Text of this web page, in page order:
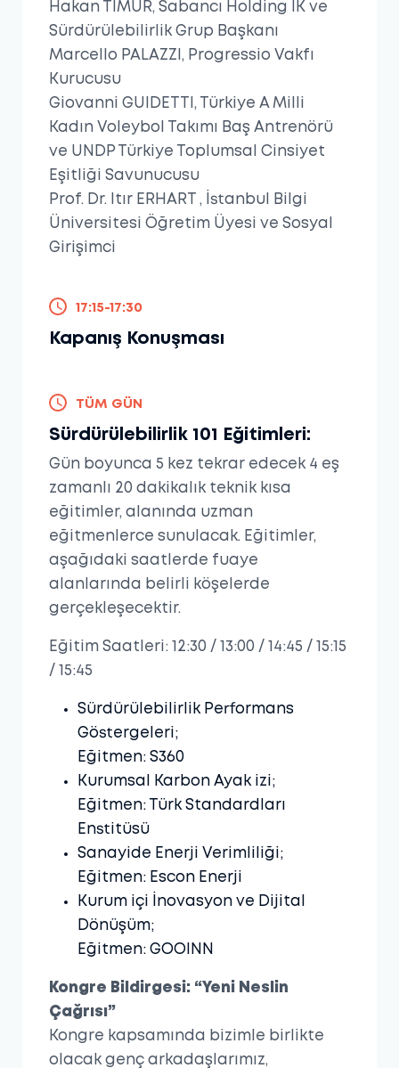
Hakan TİMUR, Sabancı Holding İK ve
Sürdürülebilirlik Grup Başkanı
Marcello PALAZZI, Progressio Vakfı
Kurucusu
Giovanni GUIDETTI, Türkiye A Milli
Kadın Voleybol Takımı Baş Antrenörü
ve UNDP Türkiye Toplumsal Cinsiyet
Eşitliği Savunucusu
Prof. Dr. Itır ERHART , İstanbul Bilgi
Üniversitesi Öğretim Üyesi ve Sosyal
Girişimci
17:15-17:30
Kapanış Konuşması
TÜM GÜN
Sürdürülebilirlik 101 Eğitimleri:
Gün boyunca 5 kez tekrar edecek 4 eş
zamanlı 20 dakikalık teknik kısa
eğitimler, alanında uzman
eğitmenlerce sunulacak. Eğitimler,
aşağıdaki saatlerde fuaye
alanlarında belirli köşelerde
gerçekleşecektir.
Eğitim Saatleri: 12:30 / 13:00 / 14:45 / 15:15
/ 15:45
Sürdürülebilirlik Performans
Göstergeleri;
Eğitmen: S360
Kurumsal Karbon Ayak izi;
Eğitmen: Türk Standardları
Enstitüsü
Sanayide Enerji Verimliliği;
Eğitmen: Escon Enerji
Kurum içi İnovasyon ve Dijital
Dönüşüm;
Eğitmen: GOOINN
Kongre Bildirgesi: “Yeni Neslin
Çağrısı”
Kongre kapsamında bizimle birlikte
olacak genç arkadaşlarımız,